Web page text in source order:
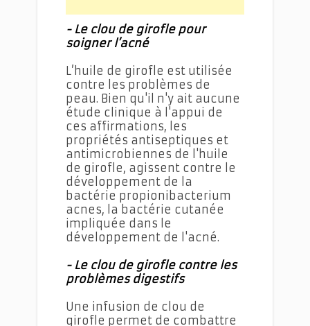
- Le clou de girofle pour
soigner l’acné
L’huile de girofle est utilisée
contre les problèmes de
peau. Bien qu'il n'y ait aucune
étude clinique à l'appui de
ces affirmations, les
propriétés antiseptiques et
antimicrobiennes de l'huile
de girofle, agissent contre le
développement de la
bactérie propionibacterium
acnes, la bactérie cutanée
impliquée dans le
développement de l'acné.
- Le clou de girofle contre les
problèmes digestifs
Une infusion de clou de
girofle permet de combattre